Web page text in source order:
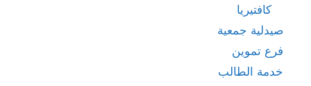
كافتيريا
صيدلية جمعية
فرع تموين
خدمة الطالب